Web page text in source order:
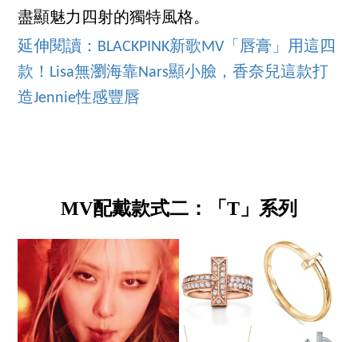
盡顯魅力四射的獨特風格。
延伸閱讀：BLACKPINK新歌MV「唇膏」用這四
款！Lisa無瀏海靠Nars顯小臉，香奈兒這款打
造Jennie性感豐唇
MV配戴款式二：「T」系列